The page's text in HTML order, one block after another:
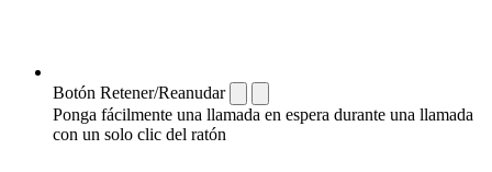
Botón Retener/Reanudar
Ponga fácilmente una llamada en espera durante una llamada
con un solo clic del ratón